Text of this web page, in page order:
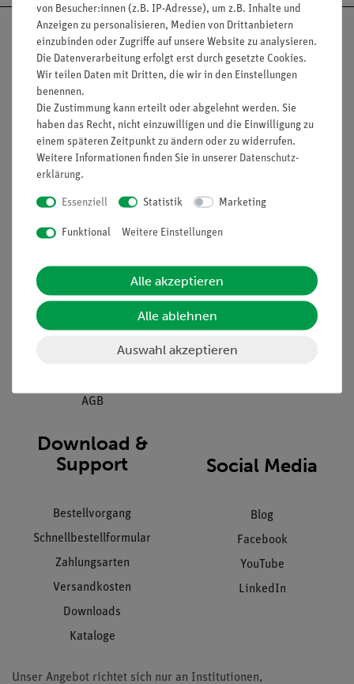
Nach oben
Informationen
Unternehmen
Projekte und Lösungen
Stellenangebote
Kontakt
Hinweisgeberschutz
Datenschutz
AGB
Service
Übersicht Service
Beratung & Showroom
Inbetriebnahme & Schulungen
Download &
Support
Bestellvorgang
Schnellbestellformular
Zahlungsarten
Versandkosten
Downloads
Kataloge
Social Media
Blog
Facebook
YouTube
LinkedIn
Unser Angebot richtet sich nur an Institutionen,
von Besucher:innen (z.B. IP-Adresse), um z.B. Inhalte und
Anzeigen zu personalisieren, Medien von Drittanbietern
einzubinden oder Zugriffe auf unsere Website zu analysieren.
Die Datenverarbeitung erfolgt erst durch gesetzte Cookies.
Wir teilen Daten mit Dritten, die wir in den Einstellungen
benennen.
Die Zustimmung kann erteilt oder abgelehnt werden. Sie
haben das Recht, nicht einzuwilligen und die Einwilligung zu
einem späteren Zeitpunkt zu ändern oder zu widerrufen.
Weitere Informationen finden Sie in unserer Daten­schutz­
erklärung.
Essenziell Statistik Marketing
Funktional Weitere Einstellungen
Alle akzeptieren
Alle ablehnen
Auswahl akzeptieren